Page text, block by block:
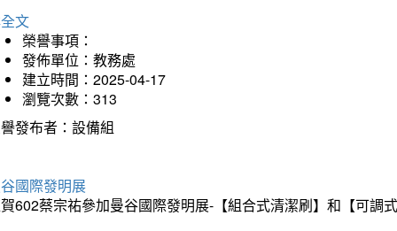
文
榮譽事項：
發佈單位：教務處
建立時間：2025-04-17
瀏覽次數：313
發布者：設備組
國際發明展
602蔡宗祐參加曼谷國際發明展-【組合式清潔刷】和【可調